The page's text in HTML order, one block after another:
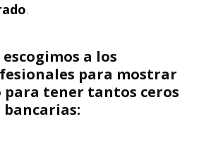
.
a los
para mostrar
para tener tantos ceros
bancarias: